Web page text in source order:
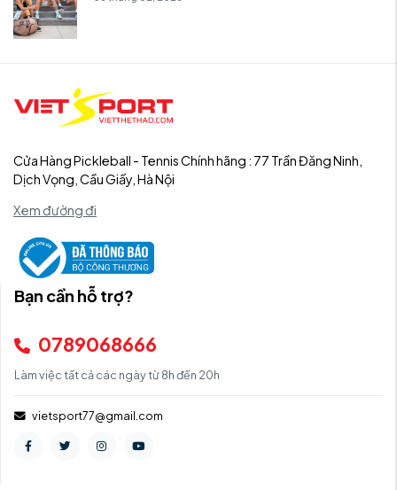
Cửa Hàng Pickleball - Tennis Chính hãng : 77 Trần Đăng Ninh,
Dịch Vọng, Cầu Giấy, Hà Nội
Xem đường đi
Bạn cần hỗ trợ?
0789068666
Làm việc tất cả các ngày từ 8h đến 20h
vietsport77@gmail.com